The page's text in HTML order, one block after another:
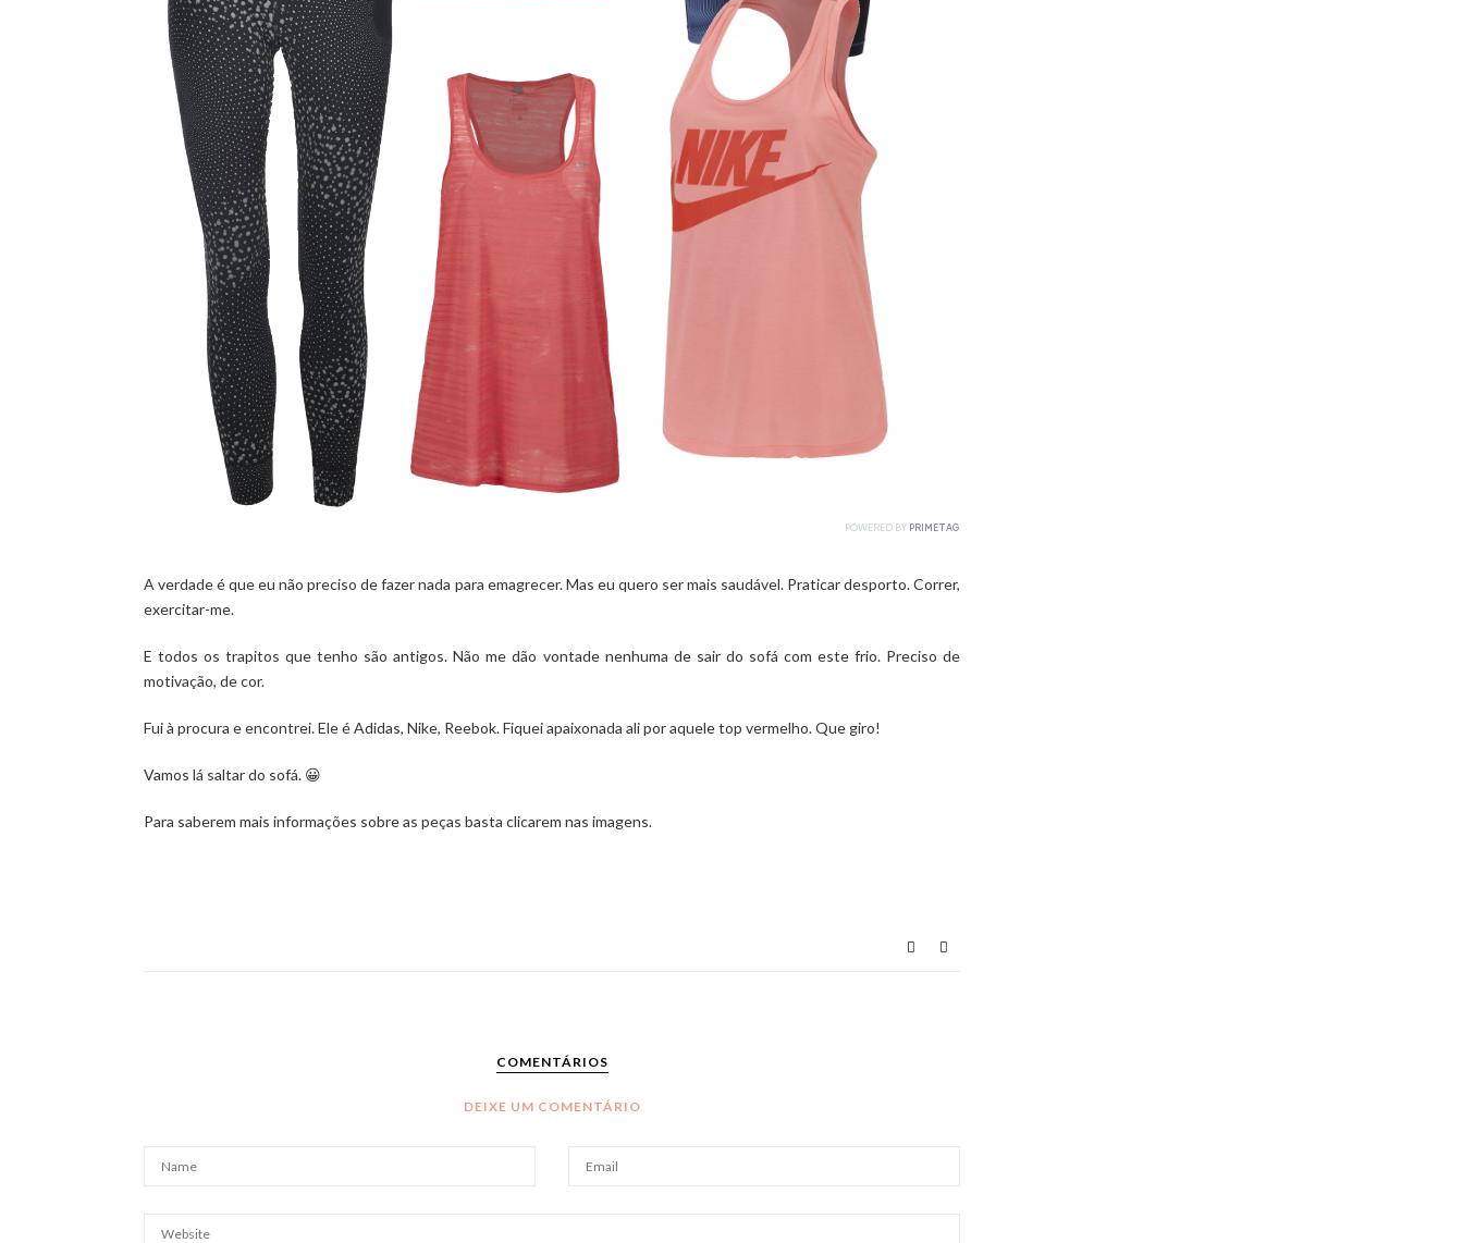
A verdade é que eu não preciso de fazer nada para emagrecer. Mas eu quero ser mais saudável. Praticar desporto. Correr,
exercitar-me.
E todos os trapitos que tenho são antigos. Não me dão vontade nenhuma de sair do sofá com este frio. Preciso de
motivação, de cor.
Fui à procura e encontrei. Ele é Adidas, Nike, Reebok. Fiquei apaixonada ali por aquele top vermelho. Que giro!
Vamos lá saltar do sofá. 😀
Para saberem mais informações sobre as peças basta clicarem nas imagens.
COMENTÁRIOS
DEIXE UM COMENTÁRIO